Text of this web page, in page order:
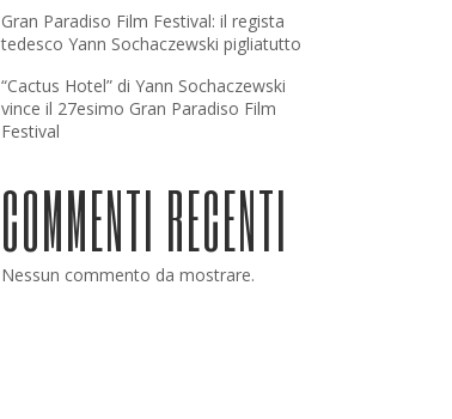
Gran Paradiso Film Festival: il regista
tedesco Yann Sochaczewski pigliatutto
“Cactus Hotel” di Yann Sochaczewski
vince il 27esimo Gran Paradiso Film
Festival
COMMENTI RECENTI
Nessun commento da mostrare.